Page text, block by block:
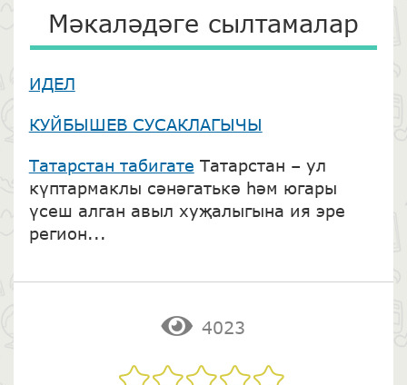
Мәкаләдәге сылтамалар
ИДЕЛ
КУЙБЫШЕВ СУСАКЛАГЫЧЫ
Татарстан табигате Татарстан – ул
күптармаклы сәнәгатькә һәм югары
үсеш алган авыл хуҗалыгына ия эре
регион...
4023